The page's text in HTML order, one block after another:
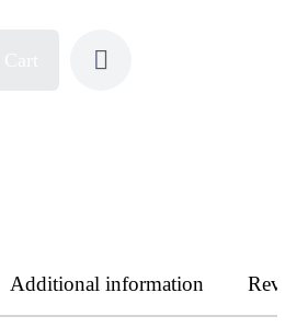
Additional information